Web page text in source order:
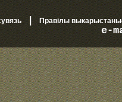
|Правілы
e-